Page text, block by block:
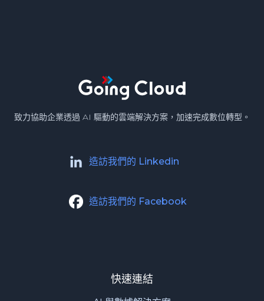
致力協助企業透過 AI 驅動的雲端解決方案，加速完成數位轉型。
造訪我們的 Linkedin
造訪我們的 Facebook
快速連結